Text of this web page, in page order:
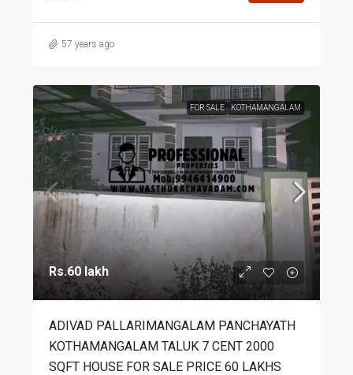
57 years ago
FOR SALE KOTHAMANGALAM
Rs.60 lakh
ADIVAD PALLARIMANGALAM PANCHAYATH
KOTHAMANGALAM TALUK 7 CENT 2000
SQFT HOUSE FOR SALE PRICE 60 LAKHS